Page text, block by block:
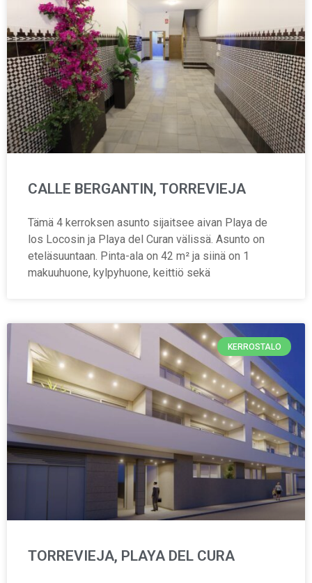
CALLE BERGANTIN, TORREVIEJA
Tämä 4 kerroksen asunto sijaitsee aivan Playa de
los Locosin ja Playa del Curan välissä. Asunto on
eteläsuuntaan. Pinta-ala on 42 m² ja siinä on 1
makuuhuone, kylpyhuone, keittiö sekä
KERROSTALO
TORREVIEJA, PLAYA DEL CURA